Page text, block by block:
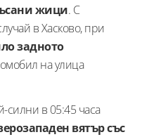
жици. С
в Хасково, при
задното
на улица
силни в 05:45 часа
вятър със